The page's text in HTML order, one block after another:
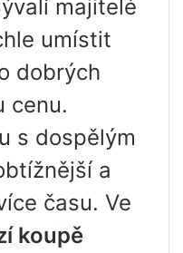
majitelé
umístit
dobrých
cenu.
s dospělým
a
času. Ve
koupě